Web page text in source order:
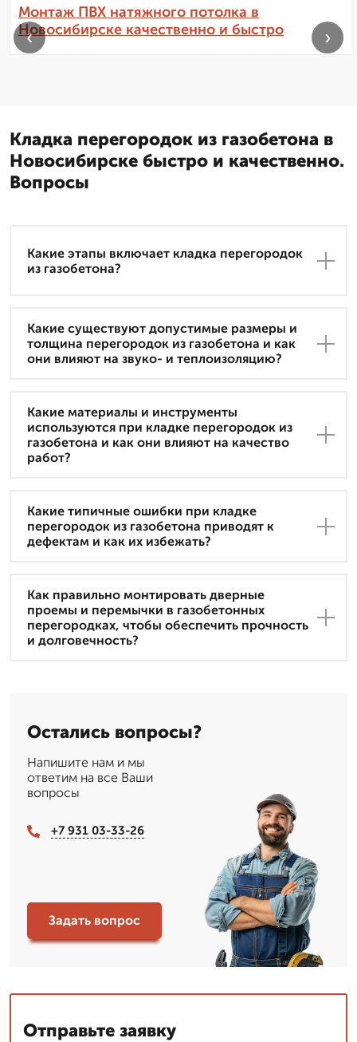
Монтаж ПВХ натяжного потолка в
Новосибирске качественно и быстро
‹ ›
Кладка перегородок из газобетона в
Новосибирске быстро и качественно.
Вопросы
Какие этапы включает кладка перегородок
из газобетона?
Какие существуют допустимые размеры и
толщина перегородок из газобетона и как
они влияют на звуко- и теплоизоляцию?
Какие материалы и инструменты
используются при кладке перегородок из
газобетона и как они влияют на качество
работ?
Какие типичные ошибки при кладке
перегородок из газобетона приводят к
дефектам и как их избежать?
Как правильно монтировать дверные
проемы и перемычки в газобетонных
перегородках, чтобы обеспечить прочность
и долговечность?
Остались вопросы?
Напишите нам и мы
ответим на все Ваши
вопросы
+7 931 03-33-26
Задать вопрос
Отправьте заявку